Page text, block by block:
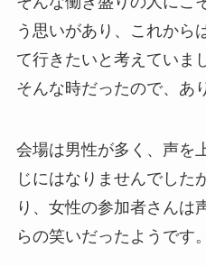
う思いがあり、これから
て行きたいと考えていま
そんな時だったので、あ
会場は男性が多く、声を
じにはなりませんでした
り、女性の参加者さんは
らの笑いだったようです。